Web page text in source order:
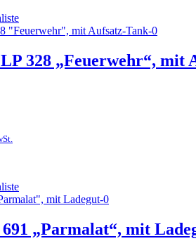
328 „Feuerwehr“, mit
„Parmalat“, mit